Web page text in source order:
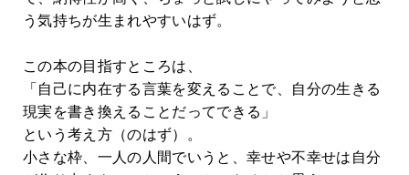
う気持ちが生まれやすいはず。
この本の目指すところは、
「自己に内在する言葉を変えることで、自分の生きる
現実を書き換えることだってできる」
という考え方（のはず）。
小さな枠、一人の人間でいうと、幸せや不幸せは自分